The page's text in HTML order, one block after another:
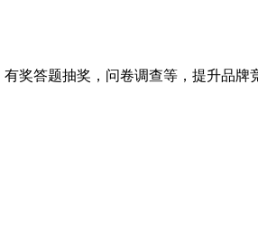
奖答题抽奖，问卷调查等，提升品牌